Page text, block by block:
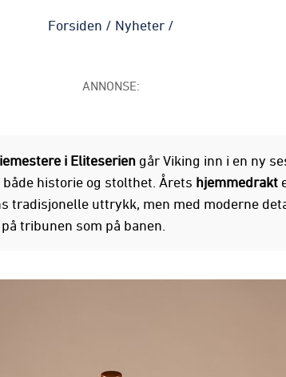
Forsiden / Nyheter /
ANNONSE:
i Eliteseriengår Viking inn i en ny
historie og stolthet. Årets hjemmedrakt
tradisjonelle uttrykk, men med moderne
tribunen som på banen.